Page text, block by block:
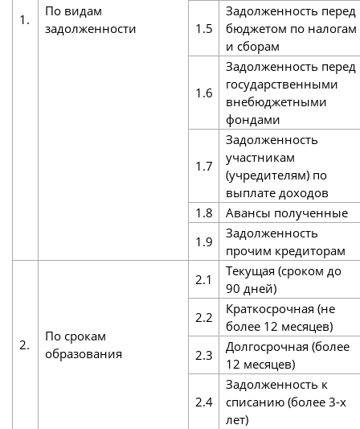
1.
По видам
задолженности
1.5
Задолженность перед
бюджетом по налогам
и сборам
1.6
Задолженность перед
государственными
внебюджетными
фондами
1.7
Задолженность
участникам
(учредителям) по
выплате доходов
1.8
Авансы полученные
1.9
Задолженность
прочим кредиторам
2.
По срокам
образования
2.1
Текущая (сроком до
90 дней)
2.2
Краткосрочная (не
более 12 месяцев)
2.3
Долгосрочная (более
12 месяцев)
2.4
Задолженность к
списанию (более 3-х
лет)